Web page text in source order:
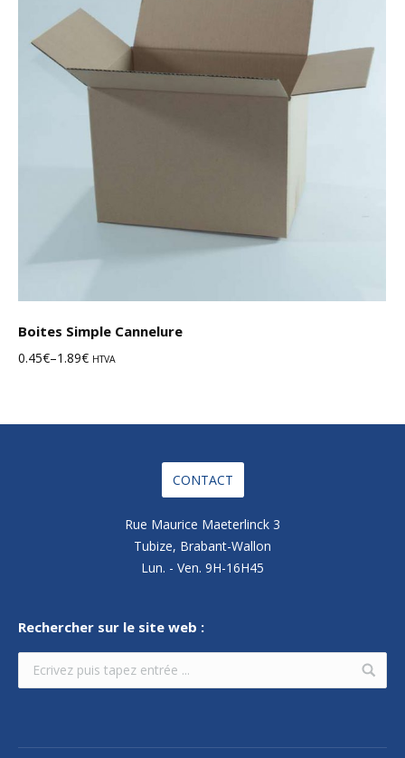
Boites Simple Cannelure
0.45€–1.89€ HTVA
CONTACT
Rue Maurice Maeterlinck 3
Tubize, Brabant-Wallon
Lun. - Ven. 9H-16H45
Rechercher sur le site web :